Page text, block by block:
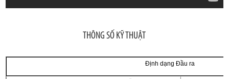
THÔNG SỐ KỸ THUẬT
Định dạng Đầu ra